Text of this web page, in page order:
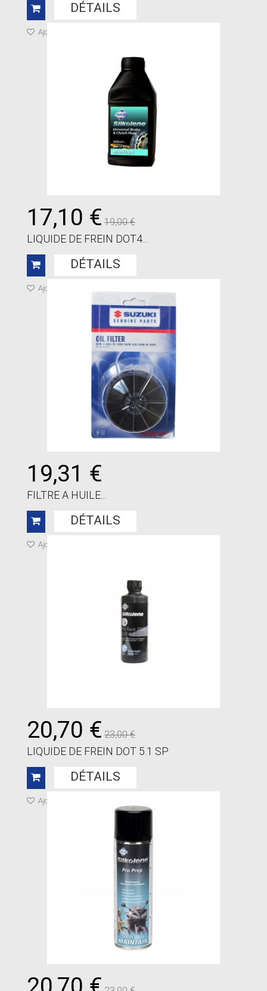
DÉTAILS
Ajouter à ma liste de cadeaux
17,10 € 19,00 €
LIQUIDE DE FREIN DOT4...
DÉTAILS
Ajouter à ma liste de cadeaux
19,31 €
FILTRE A HUILE...
DÉTAILS
Ajouter à ma liste de cadeaux
20,70 € 23,00 €
LIQUIDE DE FREIN DOT 5.1 SP
DÉTAILS
Ajouter à ma liste de cadeaux